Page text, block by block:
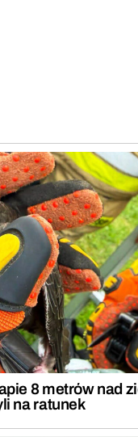
8 metrów nad
na ratunek